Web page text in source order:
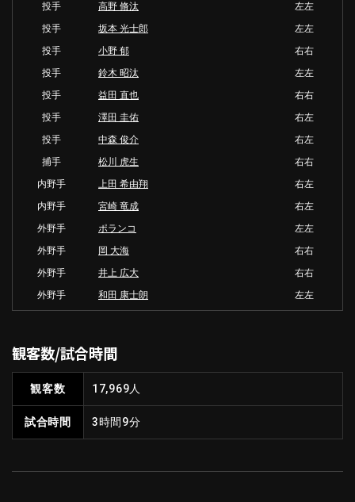
投手
高野 脩汰
左左
投手
坂本 光士郎
左左
投手
小野 郁
右右
投手
鈴木 昭汰
左左
投手
益田 直也
右右
投手
澤田 圭佑
右左
投手
中森 俊介
右左
捕手
松川 虎生
右右
内野手
上田 希由翔
右左
内野手
宮崎 竜成
右左
外野手
ポランコ
左左
外野手
岡 大海
右右
外野手
井上 広大
右右
外野手
和田 康士朗 左左
観客数/試合時間
観客数 17,969人
試合時間 3時間9分